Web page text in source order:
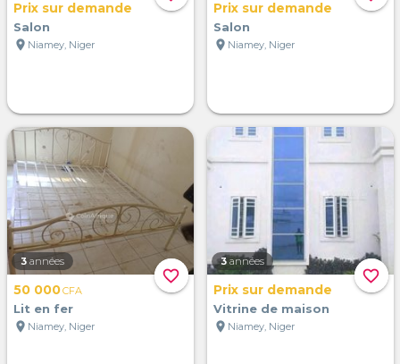
Prix sur demande
Salon
location_on Niamey, Niger
Prix sur demande
Salon
location_on Niamey, Niger
favorite_border
3 années
50 000CFA
Lit en fer
location_on Niamey, Niger
favorite_border
3 années
Prix sur demande
Vitrine de maison
location_on Niamey, Niger